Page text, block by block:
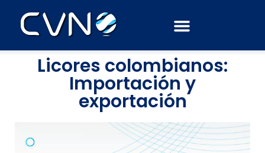
Septiembre 12, 2017
Licores colombianos:
Importación y
exportación